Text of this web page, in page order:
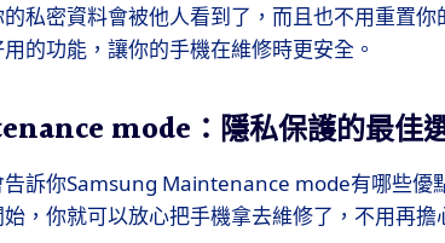
私密資料會被他人看到了，而且也不用重置
的功能，讓你的手機在維修時更安全。
mode：隱私保護的最佳
訴你Samsung Maintenance mode有哪些優
，你就可以放心把手機拿去維修了，不用再擔